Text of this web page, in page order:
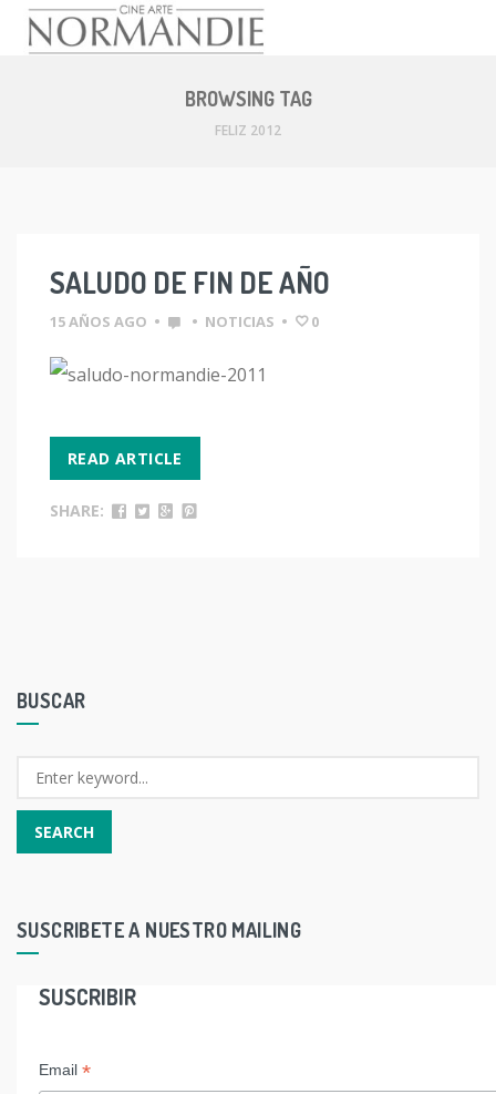
BROWSING TAG
FELIZ 2012
SALUDO DE FIN DE AÑO
15 AÑOS AGO • • NOTICIAS • 0
READ ARTICLE
SHARE:
BUSCAR
SUSCRIBETE A NUESTRO MAILING
SUSCRIBIR
Email *